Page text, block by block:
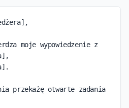
moje wypowiedzenie z
przekażę otwarte zadania